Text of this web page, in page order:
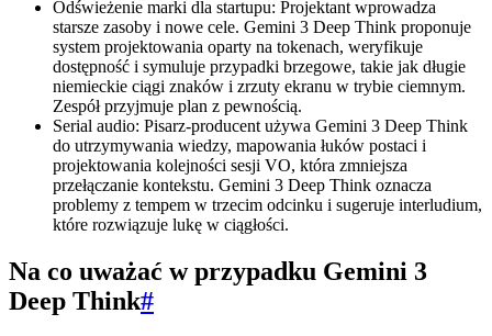
Odświeżenie marki dla startupu: Projektant wprowadza
starsze zasoby i nowe cele. Gemini 3 Deep Think proponuje
system projektowania oparty na tokenach, weryfikuje
dostępność i symuluje przypadki brzegowe, takie jak długie
niemieckie ciągi znaków i zrzuty ekranu w trybie ciemnym.
Zespół przyjmuje plan z pewnością.
Serial audio: Pisarz-producent używa Gemini 3 Deep Think
do utrzymywania wiedzy, mapowania łuków postaci i
projektowania kolejności sesji VO, która zmniejsza
przełączanie kontekstu. Gemini 3 Deep Think oznacza
problemy z tempem w trzecim odcinku i sugeruje interludium,
które rozwiązuje lukę w ciągłości.
Na co uważać w przypadku Gemini 3
Deep Think#